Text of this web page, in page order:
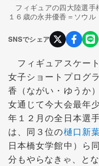
フィギュアの四大陸選手
１６歳の永井優香＝ソウル
SNSでシェア
フィギュアスケー
女子ショートプログ
香（ながい・ゆうか
女通じて今大会最年
年１２月の全日本選
は、同３位の樋口新
日本橋女学館中）ら
分もやらなきゃ、と